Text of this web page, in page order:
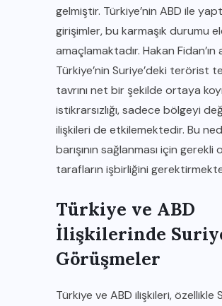
gelmiştir. Türkiye’nin ABD ile
girişimler, bu karmaşık durumu
amaçlamaktadır. Hakan Fidan’ın
Türkiye’nin Suriye’deki terörist
tavrını net bir şekilde ortaya
istikrarsızlığı, sadece bölgeyi
ilişkileri de etkilemektedir. Bu
barışının sağlanması için gerekli
tarafların işbirliğini
Türkiye ve ABD
İlişkilerinde
Görüşmeler
Türkiye ve ABD ilişkileri, özellikle